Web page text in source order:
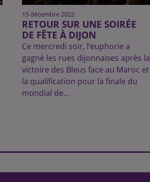
15 décembre 2022
RETOUR SUR UNE SOIRÉE
DE FÊTE À DIJON
Ce mercredi soir, l’euphorie a
gagné les rues dijonnaises après la
victoire des Bleus face au Maroc et
la qualification pour la finale du
mondial de...